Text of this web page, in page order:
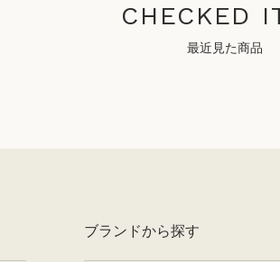
CHECKED
最近見た商品
ブランドから探す